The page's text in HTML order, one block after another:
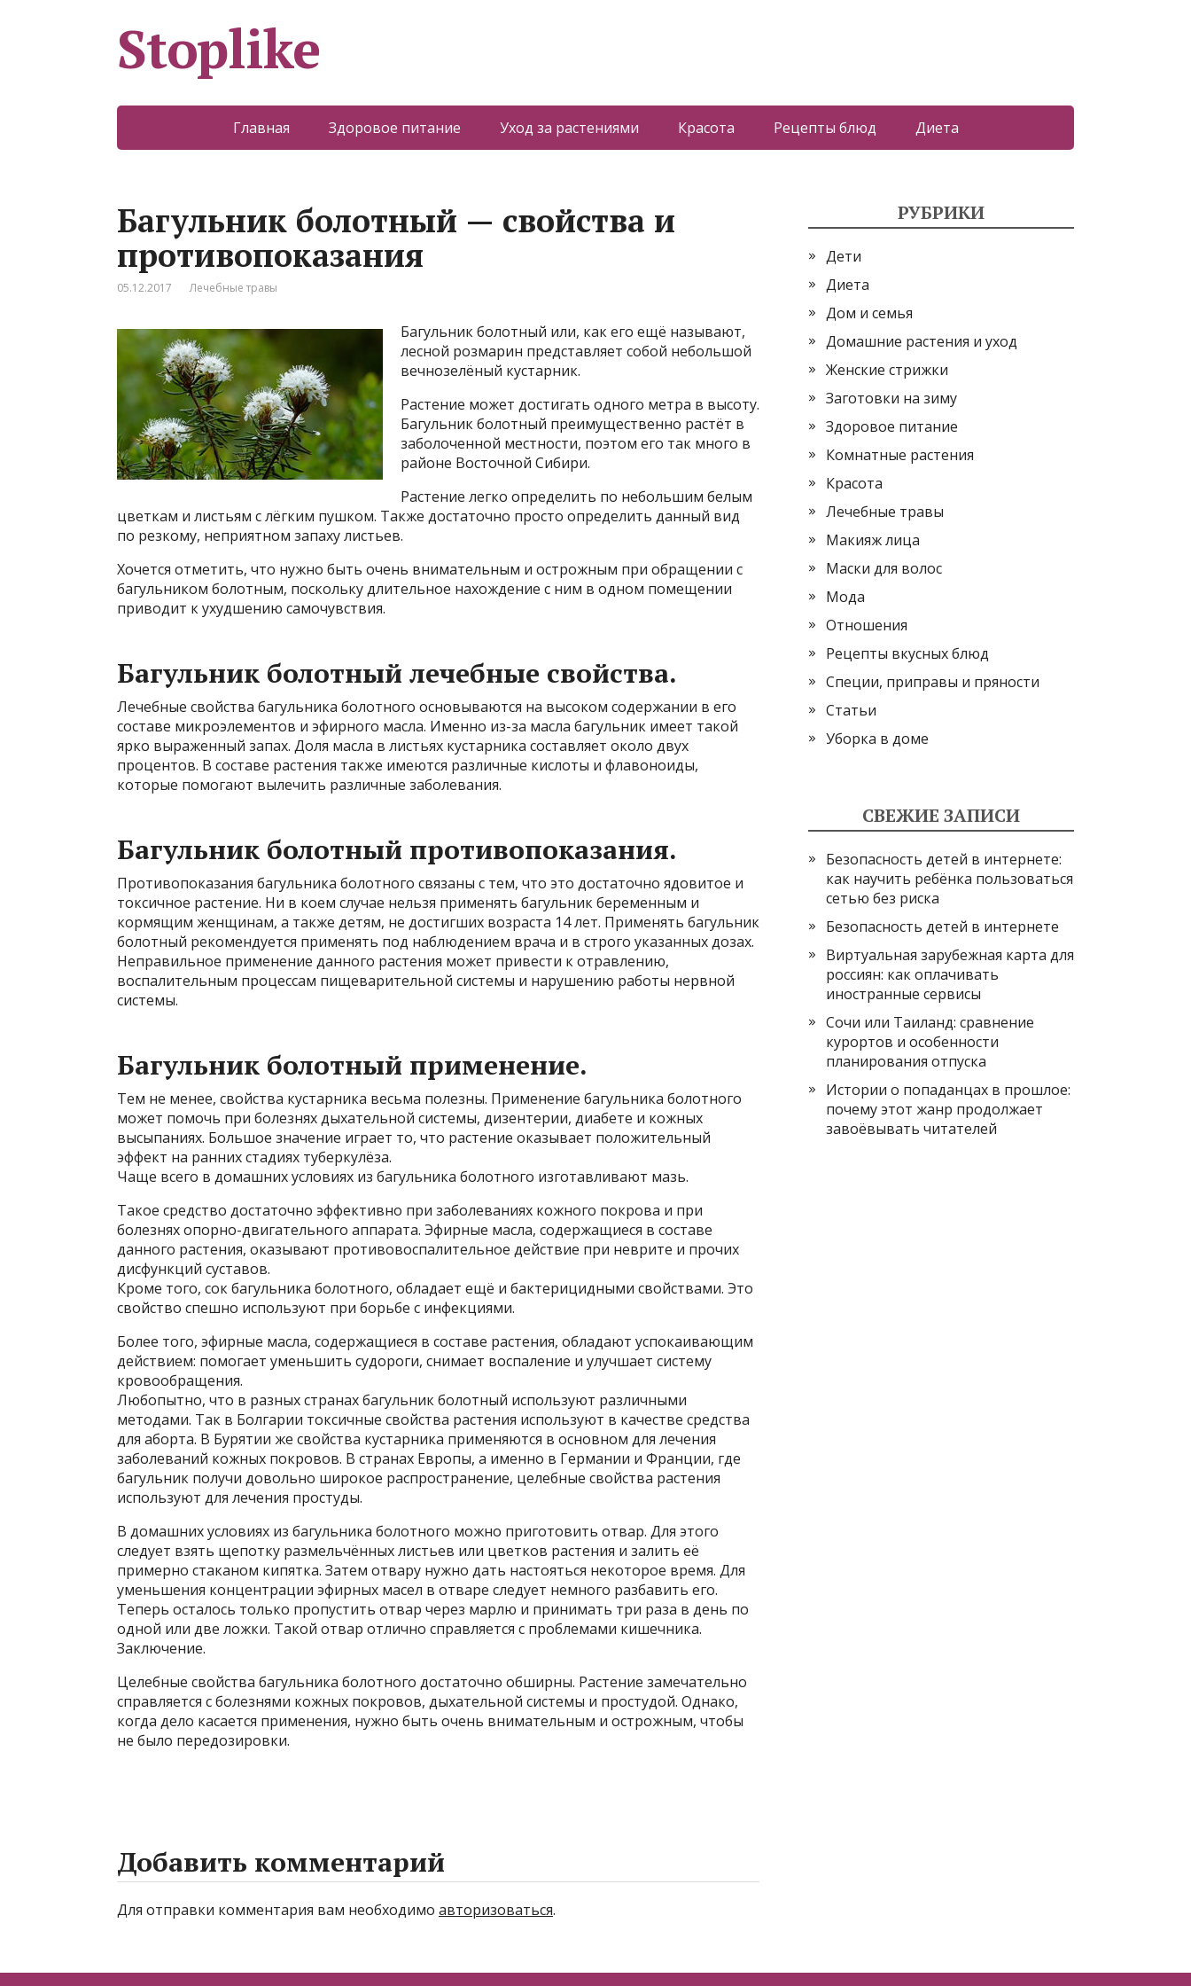
Stoplike
Главная Здоровое питание Уход за растениями Красота Рецепты блюд Диета
Багульник болотный — свойства и
противопоказания
05.12.2017 Лечебные травы
Багульник болотный или, как его ещё называют,
лесной розмарин представляет собой небольшой
вечнозелёный кустарник.
Растение может достигать одного метра в высоту.
Багульник болотный преимущественно растёт в
заболоченной местности, поэтом его так много в
районе Восточной Сибири.
Растение легко определить по небольшим белым
цветкам и листьям с лёгким пушком. Также достаточно просто определить данный вид
по резкому, неприятном запаху листьев.
Хочется отметить, что нужно быть очень внимательным и острожным при обращении с
багульником болотным, поскольку длительное нахождение с ним в одном помещении
приводит к ухудшению самочувствия.
Багульник болотный лечебные свойства.
Лечебные свойства багульника болотного основываются на высоком содержании в его
составе микроэлементов и эфирного масла. Именно из-за масла багульник имеет такой
ярко выраженный запах. Доля масла в листьях кустарника составляет около двух
процентов. В составе растения также имеются различные кислоты и флавоноиды,
которые помогают вылечить различные заболевания.
Багульник болотный противопоказания.
Противопоказания багульника болотного связаны с тем, что это достаточно ядовитое и
токсичное растение. Ни в коем случае нельзя применять багульник беременным и
кормящим женщинам, а также детям, не достигших возраста 14 лет. Применять багульник
болотный рекомендуется применять под наблюдением врача и в строго указанных дозах.
Неправильное применение данного растения может привести к отравлению,
воспалительным процессам пищеварительной системы и нарушению работы нервной
системы.
Багульник болотный применение.
Тем не менее, свойства кустарника весьма полезны. Применение багульника болотного
может помочь при болезнях дыхательной системы, дизентерии, диабете и кожных
высыпаниях. Большое значение играет то, что растение оказывает положительный
эффект на ранних стадиях туберкулёза.
Чаще всего в домашних условиях из багульника болотного изготавливают мазь.
Такое средство достаточно эффективно при заболеваниях кожного покрова и при
болезнях опорно-двигательного аппарата. Эфирные масла, содержащиеся в составе
данного растения, оказывают противовоспалительное действие при неврите и прочих
дисфункций суставов.
Кроме того, сок багульника болотного, обладает ещё и бактерицидными свойствами. Это
свойство спешно используют при борьбе с инфекциями.
Более того, эфирные масла, содержащиеся в составе растения, обладают успокаивающим
действием: помогает уменьшить судороги, снимает воспаление и улучшает систему
кровообращения.
Любопытно, что в разных странах багульник болотный используют различными
методами. Так в Болгарии токсичные свойства растения используют в качестве средства
для аборта. В Бурятии же свойства кустарника применяются в основном для лечения
заболеваний кожных покровов. В странах Европы, а именно в Германии и Франции, где
багульник получи довольно широкое распространение, целебные свойства растения
используют для лечения простуды.
В домашних условиях из багульника болотного можно приготовить отвар. Для этого
следует взять щепотку размельчённых листьев или цветков растения и залить её
примерно стаканом кипятка. Затем отвару нужно дать настояться некоторое время. Для
уменьшения концентрации эфирных масел в отваре следует немного разбавить его.
Теперь осталось только пропустить отвар через марлю и принимать три раза в день по
одной или две ложки. Такой отвар отлично справляется с проблемами кишечника.
Заключение.
Целебные свойства багульника болотного достаточно обширны. Растение замечательно
справляется с болезнями кожных покровов, дыхательной системы и простудой. Однако,
когда дело касается применения, нужно быть очень внимательным и острожным, чтобы
не было передозировки.
Добавить комментарий
Для отправки комментария вам необходимо авторизоваться.
РУБРИКИ
Дети
Диета
Дом и семья
Домашние растения и уход
Женские стрижки
Заготовки на зиму
Здоровое питание
Комнатные растения
Красота
Лечебные травы
Макияж лица
Маски для волос
Мода
Отношения
Рецепты вкусных блюд
Специи, приправы и пряности
Статьи
Уборка в доме
СВЕЖИЕ ЗАПИСИ
Безопасность детей в интернете:
как научить ребёнка пользоваться
сетью без риска
Безопасность детей в интернете
Виртуальная зарубежная карта для
россиян: как оплачивать
иностранные сервисы
Сочи или Таиланд: сравнение
курортов и особенности
планирования отпуска
Истории о попаданцах в прошлое:
почему этот жанр продолжает
завоёвывать читателей